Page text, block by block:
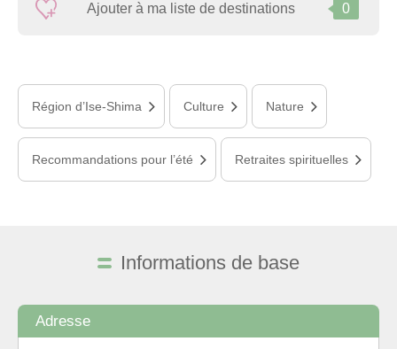
Ajouter à ma liste de destinations 0
Région d’Ise-Shima Culture Nature
Recommandations pour l’été Retraites spirituelles
Informations de base
Adresse